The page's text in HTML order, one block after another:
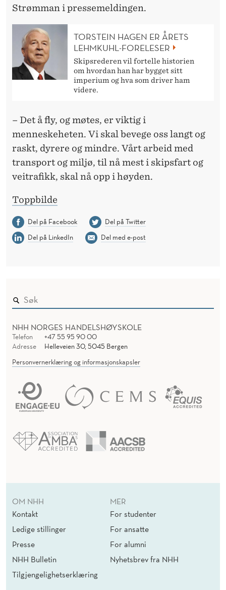
Strømman i pressemeldingen.
TORSTEIN HAGEN ER ÅRETS
LEHMKUHL-FORELESER
Skipsrederen vil fortelle historien
om hvordan han har bygget sitt
imperium og hva som driver ham
videre.
– Det å fly, og møtes, er viktig i
menneskeheten. Vi skal bevege oss langt og
raskt, dyrere og mindre. Vårt arbeid med
transport og miljø, til nå mest i skipsfart og
veitrafikk, skal nå opp i høyden.
Toppbilde
Del på Facebook
Del på Twitter
Del på LinkedIn
Del med e-post
NHH NORGES HANDELSHØYSKOLE
Telefon
+47 55 95 90 00
Adresse
Helleveien 30, 5045 Bergen
Personvernerklæring og informasjonskapsler
OM NHH
Kontakt
Ledige stillinger
Presse
NHH Bulletin
Tilgjengelighetserklæring
MER
For studenter
For ansatte
For alumni
Nyhetsbrev fra NHH